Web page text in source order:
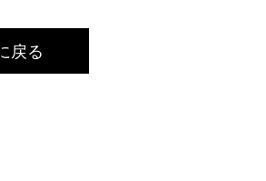
戻る